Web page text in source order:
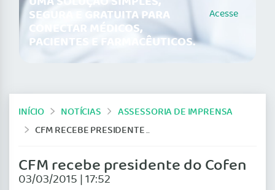
SEGURA E GRATUITA PARA
CONECTAR MÉDICOS,
PACIENTES E FARMACÊUTICOS.
Acesse
INÍCIO NOTÍCIAS
ASSESSORIA DE IMPRENSA
CFM RECEBE PRESIDENTE DO COFEN
CFM recebe presidente do Cofen
03/03/2015 | 17:52